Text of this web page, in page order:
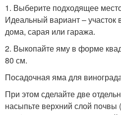
1. Выберите подходящее
Идеальный вариант –
дома, сарая или гаража.
2. Выкопайте яму в форме
80 см.
Посадочная яма для
При этом сделайте две
насыпьте верхний слой